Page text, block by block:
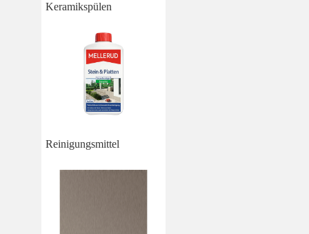
Keramikspülen
Reinigungsmittel